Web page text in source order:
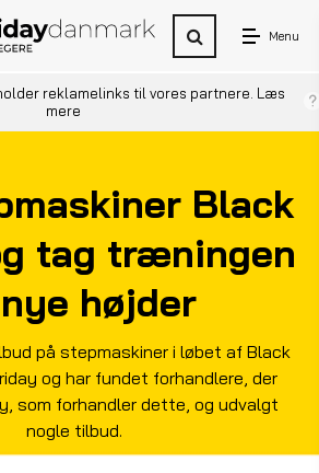
Menu
reklamelinks til vores partnere. Læs
mere
Black
tag træningen
højder
på stepmaskiner i løbet af Black
og har fundet forhandlere, der
som forhandler dette, og udvalgt
nogle tilbud.